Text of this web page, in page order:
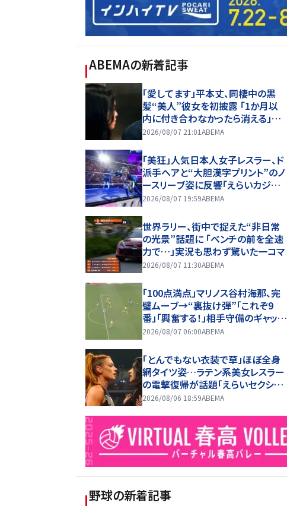
ABEMAの新着記事
「愛してます」平本丈、同棲中の黒
髪“美人”彼女を初披露 「1か月以
内に付き合わなかったら消える」馴
れ初めも
2026/08/07 21:01ABEMA
「美狂」人気日本人女子レスラー、ド
派手ヘアと“大胆漢字プリント”のノ
ースリーブ姿に反響「えらいカジュ
アルやな」
2026/08/07 19:59ABEMA
世界ラリー、街中で捉えた“非日常
の光景”話題に 「ベンチの前を全速
力で…」実況も思わず驚いた一コマ
2026/08/07 11:30ABEMA
「100点満点」マリノス谷村海那、完
璧ムーブ→“裏抜け弾”「これぞ9
番」「興奮する！」相手守備のギャップ
を狙う”斜めの抜け出し”
2026/08/07 06:00ABEMA
「とんでもない衣装で草」ほぼ全身
網タイツ姿…ラテン系美女レスラー
の電撃復帰が話題「えらいセクシ
ー」
2026/08/06 18:59ABEMA
野球の新着記事